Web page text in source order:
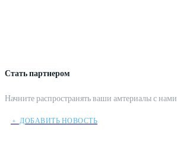
Стать партнером
Начните распространять ваши амтериалы с нами
﹢ ДОБАВИТЬ НОВОСТЬ